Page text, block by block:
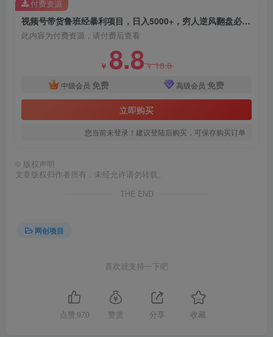
视频号带货鲁班经暴利项目，日入5000+，穷人逆风翻盘必做项目，0投资…
此内容为付费资源，请付费后查看
￥ 8.8￥18.8
中级会员 免费 高级会员 免费
立即购买
您当前未登录！建议登陆后购买，可保存购买订单
付费资源
© 版权声明
文章版权归作者所有，未经允许请勿转载。
THE END
网创项目
喜欢就支持一下吧
点赞 970 赞赏 分享 收藏